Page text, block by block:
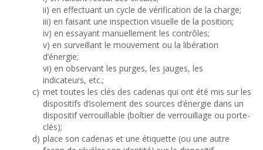
ii) en effectuant un cycle de vérification de la charge;
iii) en faisant une inspection visuelle de la position;
iv) en essayant manuellement les contrôles;
v) en surveillant le mouvement ou la libération
d’énergie;
vi) en observant les purges, les jauges, les
indicateurs, etc.;
c) met toutes les clés des cadenas qui ont été mis sur les
dispositifs d’isolement des sources d’énergie dans un
dispositif verrouillable (boîtier de verrouillage ou porte-
clés);
d) place son cadenas et une étiquette (ou une autre